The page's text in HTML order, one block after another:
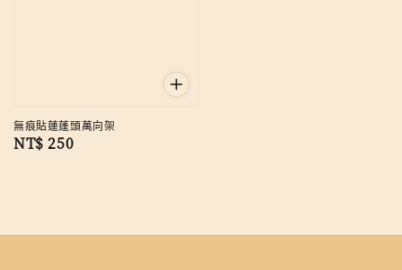
無痕貼蓮蓬頭萬向架
Regular
NT$ 250